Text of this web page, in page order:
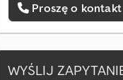
Proszę o
WYŚLIJ